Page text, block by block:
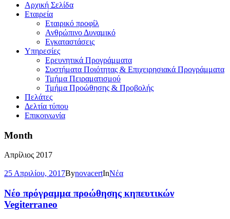
Αρχική Σελίδα
Εταιρεία
Εταιρικό προφίλ
Ανθρώπινο Δυναμικό
Εγκαταστάσεις
Υπηρεσίες
Ερευνητικά Προγράμματα
Συστήματα Ποιότητας & Επιχειρησιακά Προγράμματα
Τμήμα Πειραματισμού
Τμήμα Προώθησης & Προβολής
Πελάτες
Δελτία τύπου
Επικοινωνία
Month
Απρίλιος 2017
25 Απριλίου, 2017BynovacertInΝέα
Νέο πρόγραμμα προώθησης κηπευτικών
Vegiterraneo